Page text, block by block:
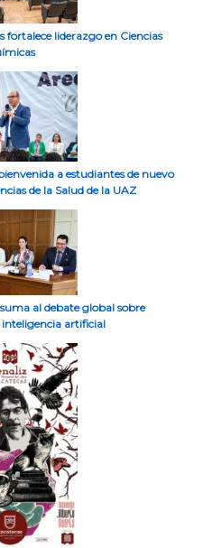
fortalece liderazgo en Ciencias
a estudiantes de nuevo
de la Salud de la UAZ
al debate global sobre
inteligencia artificial